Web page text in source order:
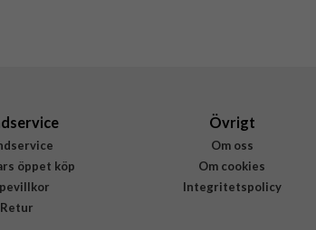
öppet köp
Retur
Övrigt
Om oss
Om cookies
Integritetspolicy